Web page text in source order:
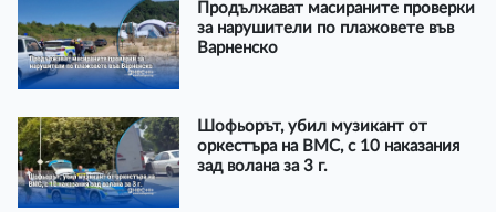
Продължават масираните проверки
за нарушители по плажовете във
Варненско
Шофьорът, убил музикант от
оркестъра на ВМС, с 10 наказания
зад волана за 3 г.